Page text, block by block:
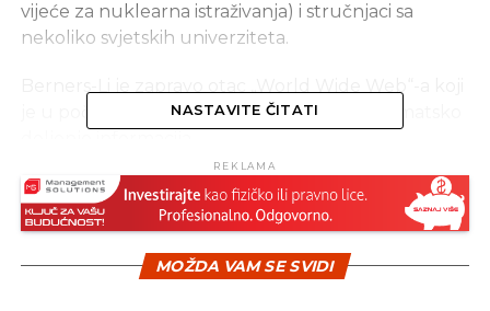
vijeće za nuklearna istraživanja) i stručnjaci sa
nekoliko svjetskih univerziteta.
je u početku korišćen kao sredstvo za automatsko
Kreiran je 1989. godine, a dva leta kasnije postao je
ključni dio današnjeg interneta.
Internet i „www“ nisu jedna te ista stvar. „World
NASTAVITE ČITATI
REKLAMA
MOŽDA VAM SE SVIDI